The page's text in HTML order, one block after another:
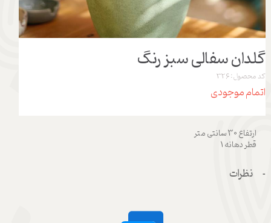
گلدان سفالی سبز رنگ
کد محصول: 326
اتمام موجودی
ارتفاع 30 سانتی متر
قطر دهانه 1
نظرات